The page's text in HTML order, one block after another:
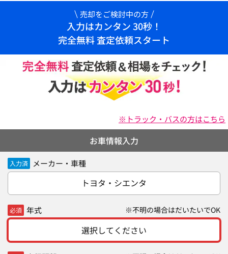
売却をご検討中の方
入力はカンタン 30秒！
完全無料 査定依頼スタート
※トラック・バスの方はこちら
お車情報入力
入力済 メーカー・車種
トヨタ・シエンタ
必須 年式 ※不明の場合はだいたいでOK
選択してください